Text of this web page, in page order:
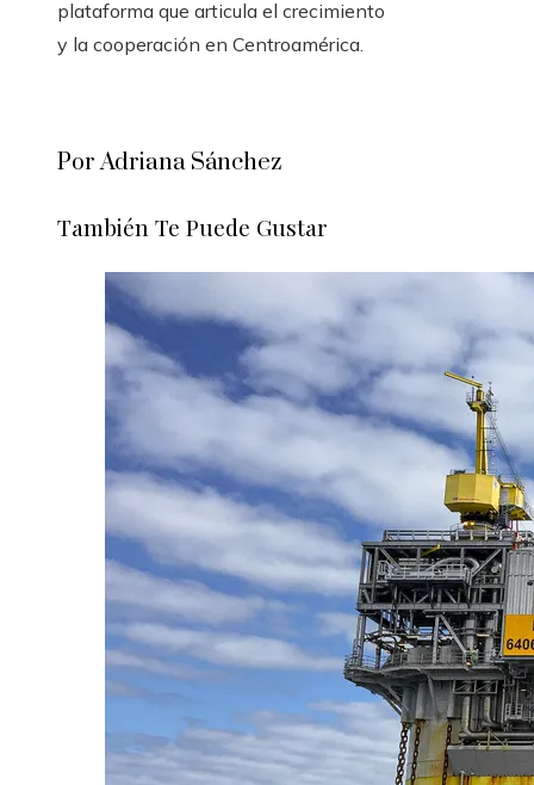
plataforma que articula el crecimiento
y la cooperación en Centroamérica.
Por Adriana Sánchez
También Te Puede Gustar